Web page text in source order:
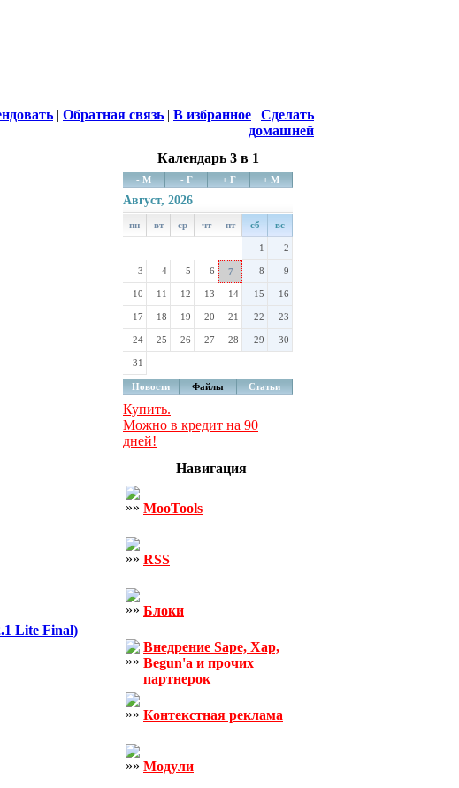
| Обратная связь | В избранное | Сделать
домашней
Lite Final)
Календарь 3 в 1
- М - Г + Г + М
Август, 2026
пн вт ср чт пт сб вс
1 2
3 4 5 6 7 8 9
10 11 12 13 14 15 16
17 18 19 20 21 22 23
24 25 26 27 28 29 30
31
Новости Файлы Статьи
Купить.
Можно в кредит на 90
дней!
Навигация
MooTools
RSS
Блоки
Внедрение Sape, Xap,
Begun'а и прочих
партнерок
Контекстная реклама
Модули